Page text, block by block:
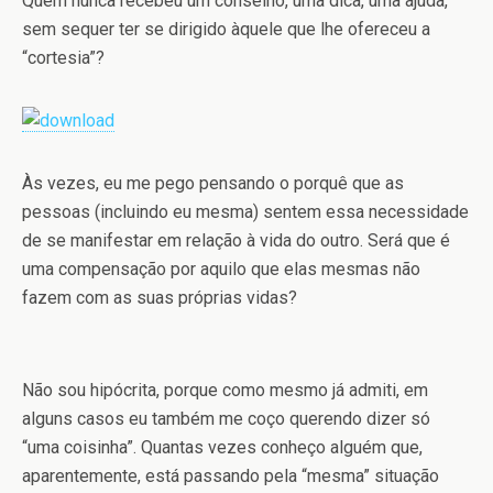
sem sequer ter se dirigido àquele que lhe ofereceu a
“cortesia”?
Às vezes, eu me pego pensando o porquê que as
pessoas (incluindo eu mesma) sentem essa necessidade
de se manifestar em relação à vida do outro. Será que é
uma compensação por aquilo que elas mesmas não
fazem com as suas próprias vidas?
Não sou hipócrita, porque como mesmo já admiti, em
alguns casos eu também me coço querendo dizer só
“uma coisinha”. Quantas vezes conheço alguém que,
aparentemente, está passando pela “mesma” situação